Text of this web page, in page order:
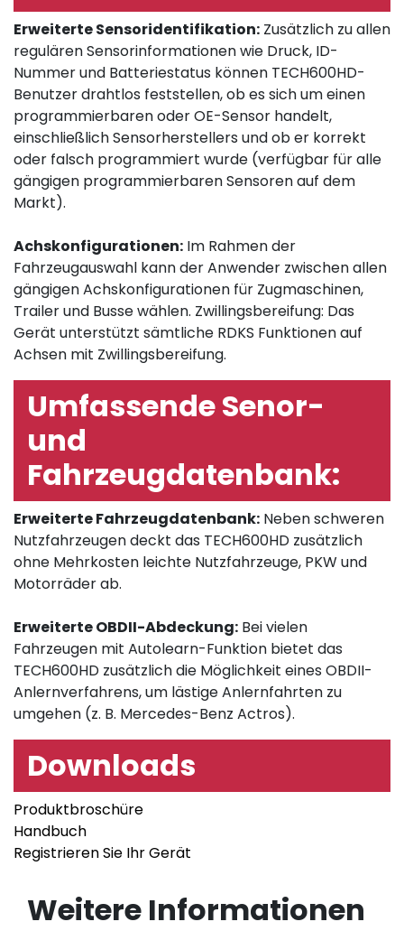
Erweiterte Sensoridentifikation: Zusätzlich zu allen
regulären Sensorinformationen wie Druck, ID-
Nummer und Batteriestatus können TECH600HD-
Benutzer drahtlos feststellen, ob es sich um einen
programmierbaren oder OE-Sensor handelt,
einschließlich Sensorherstellers und ob er korrekt
oder falsch programmiert wurde (verfügbar für alle
gängigen programmierbaren Sensoren auf dem
Markt).
Achskonfigurationen: Im Rahmen der
Fahrzeugauswahl kann der Anwender zwischen allen
gängigen Achskonfigurationen für Zugmaschinen,
Trailer und Busse wählen. Zwillingsbereifung: Das
Gerät unterstützt sämtliche RDKS Funktionen auf
Achsen mit Zwillingsbereifung.
Umfassende Senor-
und
Fahrzeugdatenbank:
Erweiterte Fahrzeugdatenbank: Neben schweren
Nutzfahrzeugen deckt das TECH600HD zusätzlich
ohne Mehrkosten leichte Nutzfahrzeuge, PKW und
Motorräder ab.
Erweiterte OBDII-Abdeckung: Bei vielen
Fahrzeugen mit Autolearn-Funktion bietet das
TECH600HD zusätzlich die Möglichkeit eines OBDII-
Anlernverfahrens, um lästige Anlernfahrten zu
umgehen (z. B. Mercedes-Benz Actros).
Downloads
Produktbroschüre
Handbuch
Registrieren Sie Ihr Gerät
Weitere Informationen